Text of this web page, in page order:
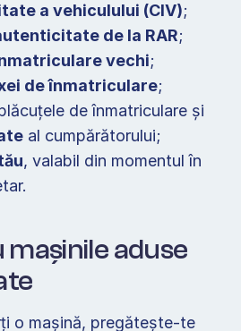
a vehiculului (CIV);
de la RAR;
vechi;
de înmatriculare;
al cumpărătorului;
, valabil din momentul în
aduse
o mașină, pregătește-te